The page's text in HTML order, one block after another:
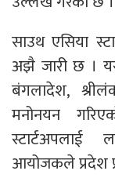
साउथ एसिया
अझै जारी छ ।
बंगलादेश,
मनोनयन
आयोजकले प्रदेश